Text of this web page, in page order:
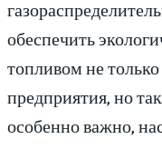
обеспечить
топливом не
предприятия, но
особенно важно,